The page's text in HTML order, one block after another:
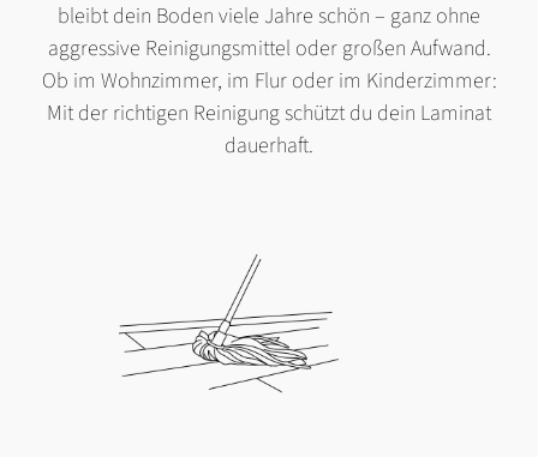
bleibt dein Boden viele Jahre schön – ganz ohne
aggressive Reinigungsmittel oder großen Aufwand.
Ob im Wohnzimmer, im Flur oder im Kinderzimmer:
Mit der richtigen Reinigung schützt du dein Laminat
dauerhaft.